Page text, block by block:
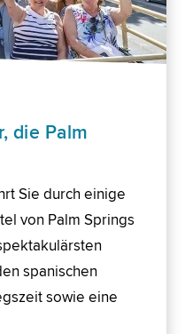
die Palm
Sie durch einige
von Palm Springs
spanischen
sowie eine